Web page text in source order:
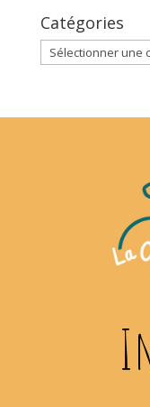
Catégories
Catégories